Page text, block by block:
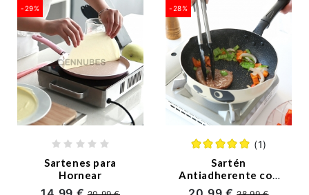
-29%
Sartenes para
Hornear
-28%
(1)
Sartén
Antiadherente con
Estampado de Panda